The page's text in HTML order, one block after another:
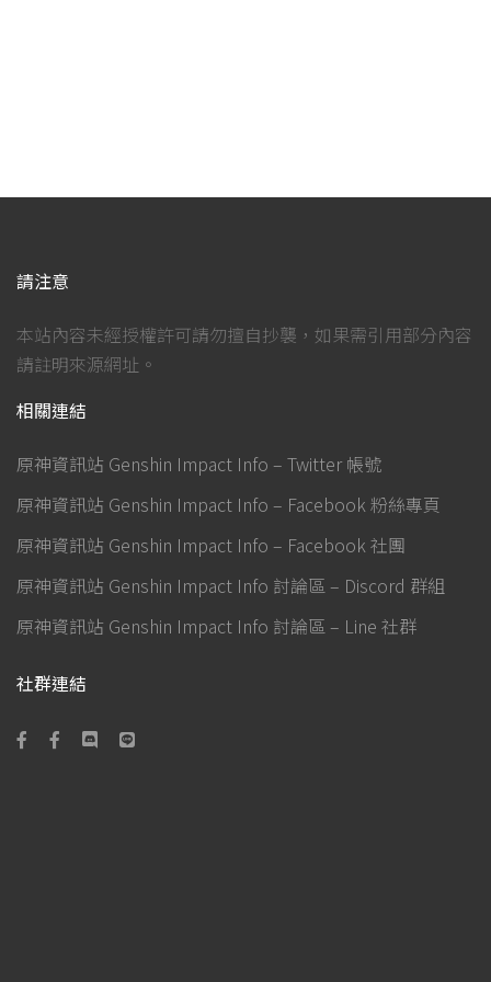
請注意
本站內容未經授權許可請勿擅自抄襲，如果需引用部分內容
請註明來源網址。
相關連結
原神資訊站 Genshin Impact Info – Twitter 帳號
原神資訊站 Genshin Impact Info – Facebook 粉絲專頁
原神資訊站 Genshin Impact Info – Facebook 社團
原神資訊站 Genshin Impact Info 討論區 – Discord 群組
原神資訊站 Genshin Impact Info 討論區 – Line 社群
社群連結